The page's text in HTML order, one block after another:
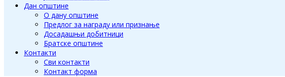
Дан општине
О дану општине
Предлог за награду или признање
Досадашњи добитници
Братске општине
Контакти
Сви контакти
Контакт форма